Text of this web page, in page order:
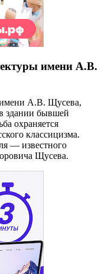
имени А.В.
имени А.В. Щусева,
здании бывшей
охраняется
классицизма.
— известного
Щусева.